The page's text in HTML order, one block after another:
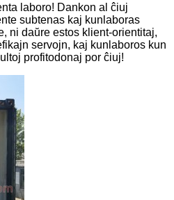
laboro! Dankon al ĉiuj
subtenas kaj kunlaboras
ni daŭre estos klient-orientitaj,
servojn, kaj kunlaboros kun
profitodonaj por ĉiuj!